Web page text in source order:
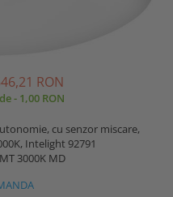
RON
- 1,00 RON
cu senzor miscare,
Intelight 92791
3000K MD